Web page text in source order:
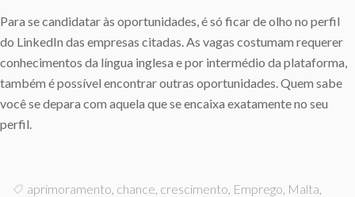
Para se candidatar às oportunidades, é só ficar de olho no perfil
do LinkedIn das empresas citadas. As vagas costumam requerer
conhecimentos da língua inglesa e por intermédio da plataforma,
também é possível encontrar outras oportunidades. Quem sabe
você se depara com aquela que se encaixa exatamente no seu
perfil.
aprimoramento chance crescimento Emprego Malta